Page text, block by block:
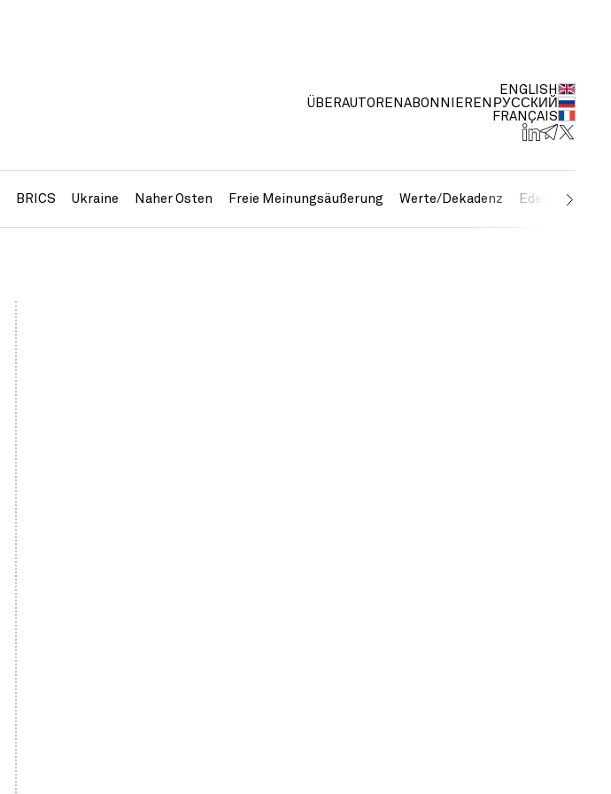
ÜBERAUTOREN ABONNIEREN
ENGLISH
РУССКИЙ
FRANÇAIS
BRICS Ukraine Naher Osten Freie Meinungsäußerung Werte/Dekadenz Edelmetalle